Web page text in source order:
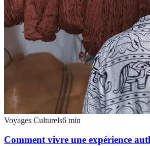
Voyages Culturels6 min
Comment vivre une expérience